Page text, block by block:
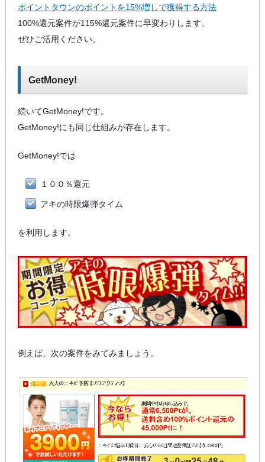
ポイントタウンのポイントを15%増しで獲得する方法
100%還元案件が115%還元案件に早変わりします。
ぜひご活用ください。
GetMoney!
続いてGetMoney!です。
GetMoney!にも同じ仕組みが存在します。
GetMoney!では
１００％還元
アキの時限爆弾タイム
を利用します。
例えば、次の案件をみてみましょう。